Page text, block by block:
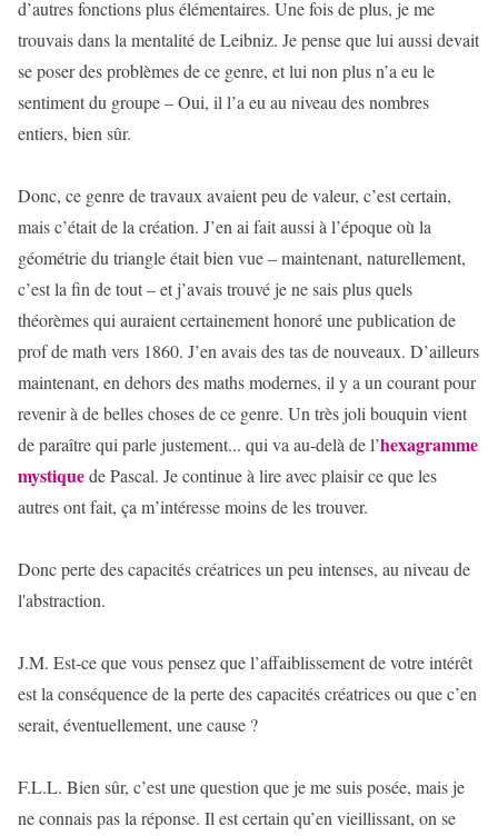
d’autres fonctions plus élémentaires. Une fois de plus, je me
trouvais dans la mentalité de Leibniz. Je pense que lui aussi devait
se poser des problèmes de ce genre, et lui non plus n’a eu le
sentiment du groupe – Oui, il l’a eu au niveau des nombres
entiers, bien sûr.
Donc, ce genre de travaux avaient peu de valeur, c’est certain,
mais c’était de la création. J’en ai fait aussi à l’époque où la
géométrie du triangle était bien vue – maintenant, naturellement,
c’est la fin de tout – et j’avais trouvé je ne sais plus quels
théorèmes qui auraient certainement honoré une publication de
prof de math vers 1860. J’en avais des tas de nouveaux. D’ailleurs
maintenant, en dehors des maths modernes, il y a un courant pour
revenir à de belles choses de ce genre. Un très joli bouquin vient
de paraître qui parle justement... qui va au-delà de l’hexagramme
mystiquede Pascal. Je continue à lire avec plaisir ce que les
autres ont fait, ça m’intéresse moins de les trouver.
Donc perte des capacités créatrices un peu intenses, au niveau de
l'abstraction.
J.M. Est-ce que vous pensez que l’affaiblissement de votre intérêt
est la conséquence de la perte des capacités créatrices ou que c’en
serait, éventuellement, une cause ?
F.L.L. Bien sûr, c’est une question que je me suis posée, mais je
ne connais pas la réponse. Il est certain qu’en vieillissant, on se